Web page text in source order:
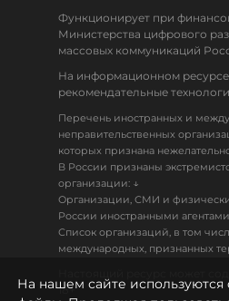
Функционирует при
Министерства цифрового
массовых коммуникаций
На информационном
рекомендательные
Перечень иностранных и
неправительственных
которых признана
В России признаны
организации: ↓
Организации, СМИ и
России иностранными
Список организаций, в том
международных, признанных
18+
На нашем сайте используются